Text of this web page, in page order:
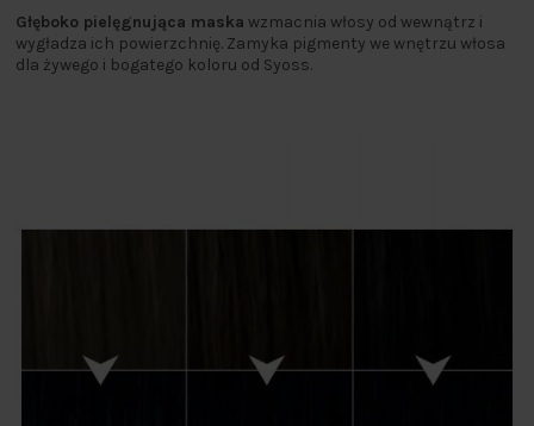
Głęboko pielęgnująca maska wzmacnia włosy od wewnątrz i
wygładza ich powierzchnię. Zamyka pigmenty we wnętrzu włosa
dla żywego i bogatego koloru od Syoss.